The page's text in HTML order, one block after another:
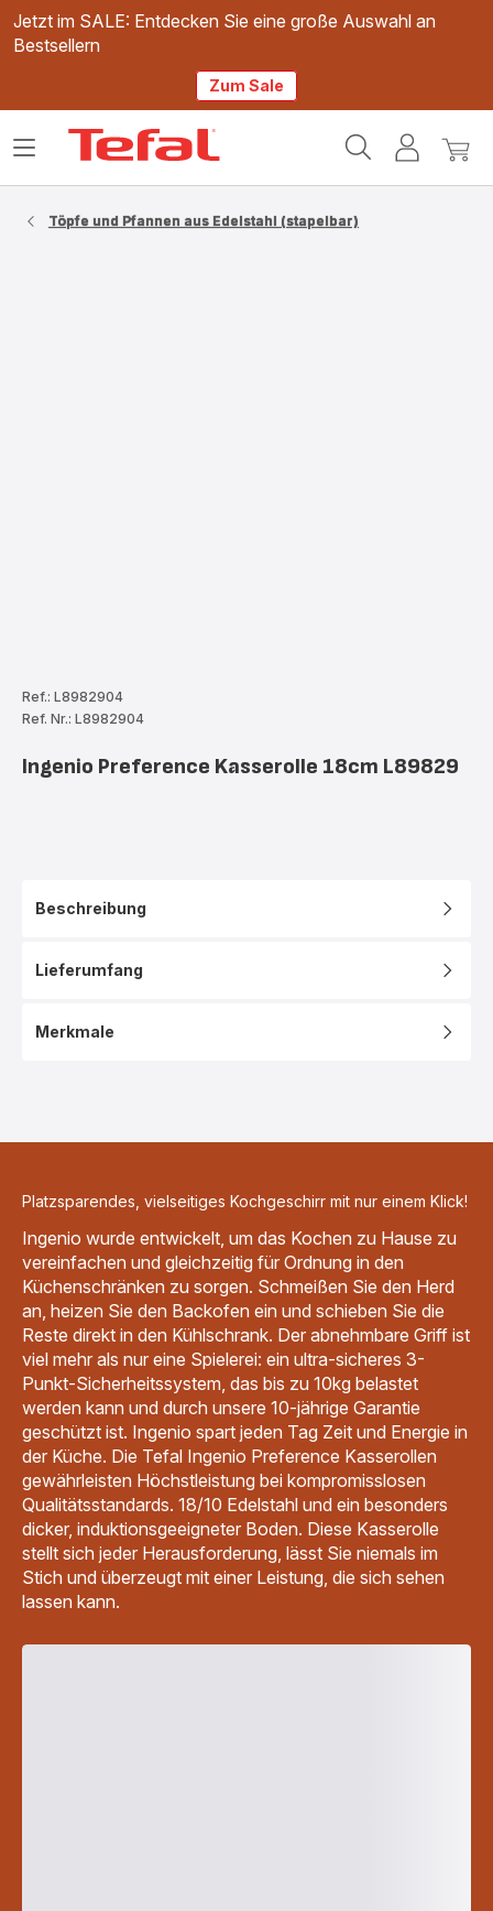
Jetzt im SALE: Entdecken Sie eine große Auswahl an
Bestsellern
Zum Sale
Mein
Mein
Das
Töpfe und Pfannen aus Edelstahl (stapelbar)
Ref.: L8982904
Ref. Nr.: L8982904
Ingenio Preference Kasserolle 18cm L89829
Beschreibung
Lieferumfang
Merkmale
Platzsparendes, vielseitiges Kochgeschirr mit nur einem Klick!
Ingenio wurde entwickelt, um das Kochen zu Hause zu
vereinfachen und gleichzeitig für Ordnung in den
Küchenschränken zu sorgen. Schmeißen Sie den Herd
an, heizen Sie den Backofen ein und schieben Sie die
Reste direkt in den Kühlschrank. Der abnehmbare Griff ist
viel mehr als nur eine Spielerei: ein ultra-sicheres 3-
Punkt-Sicherheitssystem, das bis zu 10kg belastet
werden kann und durch unsere 10-jährige Garantie
geschützt ist. Ingenio spart jeden Tag Zeit und Energie in
der Küche. Die Tefal Ingenio Preference Kasserollen
gewährleisten Höchstleistung bei kompromisslosen
Qualitätsstandards. 18/10 Edelstahl und ein besonders
dicker, induktionsgeeigneter Boden. Diese Kasserolle
stellt sich jeder Herausforderung, lässt Sie niemals im
Stich und überzeugt mit einer Leistung, die sich sehen
lassen kann.